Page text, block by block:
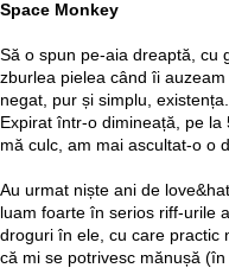
Space Monkey
Să o spun pe-aia dreaptă, cu
zburlea pielea când îi
negat, pur și simplu,
Expirat într-o dimineață, pe
mă culc, am mai ascultat-o o
Au urmat niște ani de
luam foarte în serios riff-urile
droguri în ele, cu care practic
că mi se potrivesc mănușă